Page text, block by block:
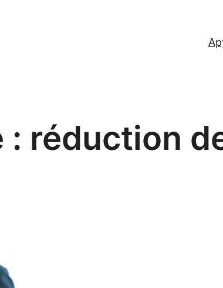
: réduction